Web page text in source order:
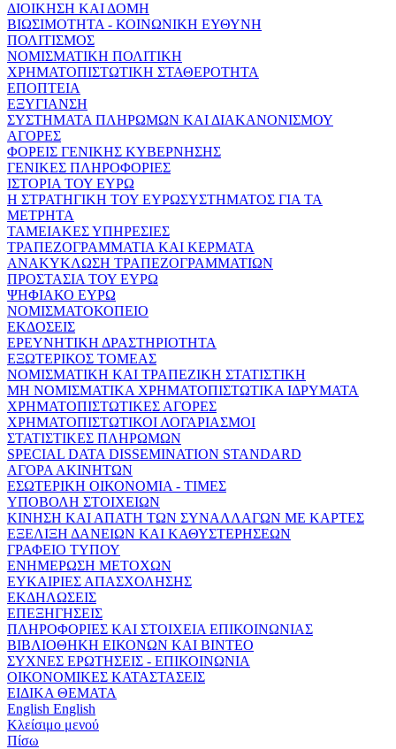
ΔΙΟΙΚΗΣΗ ΚΑΙ ΔΟΜΗ
ΒΙΩΣΙΜΟΤΗΤΑ - ΚΟΙΝΩΝΙΚΗ ΕΥΘΥΝΗ
ΠΟΛΙΤΙΣΜΟΣ
ΝΟΜΙΣΜΑΤΙΚΗ ΠΟΛΙΤΙΚΗ
ΧΡΗΜΑΤΟΠΙΣΤΩΤΙΚΗ ΣΤΑΘΕΡΟΤΗΤΑ
ΕΠΟΠΤΕΙΑ
ΕΞΥΓΙΑΝΣΗ
ΣΥΣΤΗΜΑΤΑ ΠΛΗΡΩΜΩΝ ΚΑΙ ΔΙΑΚΑΝΟΝΙΣΜΟΥ
ΑΓΟΡΕΣ
ΦΟΡΕΙΣ ΓΕΝΙΚΗΣ ΚΥΒΕΡΝΗΣΗΣ
ΓΕΝΙΚΕΣ ΠΛΗΡΟΦΟΡΙΕΣ
ΙΣΤΟΡΙΑ ΤΟΥ ΕΥΡΩ
Η ΣΤΡΑΤΗΓΙΚΗ ΤΟΥ ΕΥΡΩΣΥΣΤΗΜΑΤΟΣ ΓΙΑ ΤΑ
ΜΕΤΡΗΤΑ
ΤΑΜΕΙΑΚΕΣ ΥΠΗΡΕΣΙΕΣ
ΤΡΑΠΕΖΟΓΡΑΜΜΑΤΙΑ ΚΑΙ ΚΕΡΜΑΤΑ
ΑΝΑΚΥΚΛΩΣΗ ΤΡΑΠΕΖΟΓΡΑΜΜΑΤΙΩΝ
ΠΡΟΣΤΑΣΙΑ ΤΟΥ ΕΥΡΩ
ΨΗΦΙΑΚΟ ΕΥΡΩ
ΝΟΜΙΣΜΑΤΟΚΟΠΕΙΟ
ΕΚΔΟΣΕΙΣ
ΕΡΕΥΝΗΤΙΚΗ ΔΡΑΣΤΗΡΙΟΤΗΤΑ
ΕΞΩΤΕΡΙΚΟΣ ΤΟΜΕΑΣ
ΝΟΜΙΣΜΑΤΙΚΗ ΚΑΙ ΤΡΑΠΕΖΙΚΗ ΣΤΑΤΙΣΤΙΚΗ
ΜΗ ΝΟΜΙΣΜΑΤΙΚΑ ΧΡΗΜΑΤΟΠΙΣΤΩΤΙΚΑ ΙΔΡΥΜΑΤΑ
ΧΡΗΜΑΤΟΠΙΣΤΩΤΙΚΕΣ ΑΓΟΡΕΣ
ΧΡΗΜΑΤΟΠΙΣΤΩΤΙΚΟΙ ΛΟΓΑΡΙΑΣΜΟΙ
ΣΤΑΤΙΣΤΙΚΕΣ ΠΛΗΡΩΜΩΝ
SPECIAL DATA DISSEMINATION STANDARD
ΑΓΟΡΑ ΑΚΙΝΗΤΩΝ
ΕΣΩΤΕΡΙΚΗ ΟΙΚΟΝΟΜΙΑ - ΤΙΜΕΣ
ΥΠΟΒΟΛΗ ΣΤΟΙΧΕΙΩΝ
ΚΙΝΗΣΗ ΚΑΙ ΑΠΑΤΗ ΤΩΝ ΣΥΝΑΛΛΑΓΩΝ ΜΕ ΚΑΡΤΕΣ
ΕΞΕΛΙΞΗ ΔΑΝΕΙΩΝ ΚΑΙ ΚΑΘΥΣΤΕΡΗΣΕΩΝ
ΓΡΑΦΕΙΟ ΤΥΠΟΥ
ΕΝΗΜΕΡΩΣΗ ΜΕΤΟΧΩΝ
ΕΥΚΑΙΡΙΕΣ ΑΠΑΣΧΟΛΗΣΗΣ
ΕΚΔΗΛΩΣΕΙΣ
ΕΠΕΞΗΓΗΣΕΙΣ
ΠΛΗΡΟΦΟΡΙΕΣ ΚΑΙ ΣΤΟΙΧΕΙΑ ΕΠΙΚΟΙΝΩΝΙΑΣ
ΒΙΒΛΙΟΘΗΚΗ ΕΙΚΟΝΩΝ ΚΑΙ ΒΙΝΤΕΟ
ΣΥΧΝΕΣ ΕΡΩΤΗΣΕΙΣ - ΕΠΙΚΟΙΝΩΝΙΑ
ΟΙΚΟΝΟΜΙΚΕΣ ΚΑΤΑΣΤΑΣΕΙΣ
ΕΙΔΙΚΑ ΘΕΜΑΤΑ
English English
Κλείσιμο μενού
Πίσω